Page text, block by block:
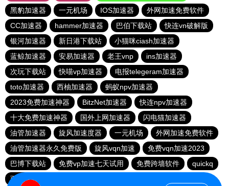
黑豹加速器
一元机场 IOS加速器
外网加速免费软件
CC加速器
hammer加速器 巴伯下载站
快连vn破解版
银河加速器
新日港下载站
小猫咪ciash加速器
蓝鲸加速器
安易加速器 老王vnp
ins加速器
次玩下载站
快喵vp加速器
电报telegeram加速器
toto加速器
西柚加速器
蚂蚁npv加速器
2023免费加速神器
BitzNet加速器
快连npv加速器
十大免费加速神器
国外上网加速器
闪电猫加速器
油管加速器
旋风加速度器 一元机场
外网加速免费软件
油管加速器永久免费版
旋风vqn加速
免费vqn加速2023
巴博下载站
免费vp加速七天试用 免费跨墙软件
quickq
西柚加速器